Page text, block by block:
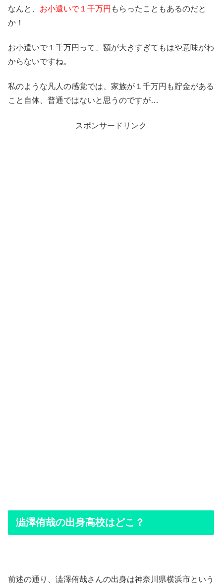
なんと、 お小遣いで１千万円 もらったこともあるのだと
か！
お小遣いで１千万円って、額が大きすぎてもはや意味がわ
からないですね。
私のような凡人の感覚では、家族が１千万円も貯金がある
こと自体、普通ではないと思うのですが…
スポンサードリンク
澁澤侑哉の出身高校はどこ？
前述の通り、澁澤侑哉さんの出身は神奈川県横浜市という